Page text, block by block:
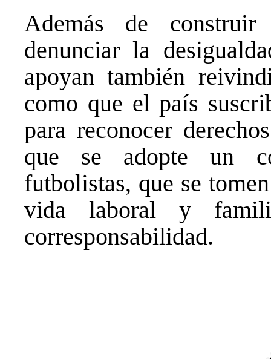
Además de
denunciar la
apoyan también
como que el país
para reconocer
que se adopte un
futbolistas, que se
vida laboral y
corresponsabilidad.